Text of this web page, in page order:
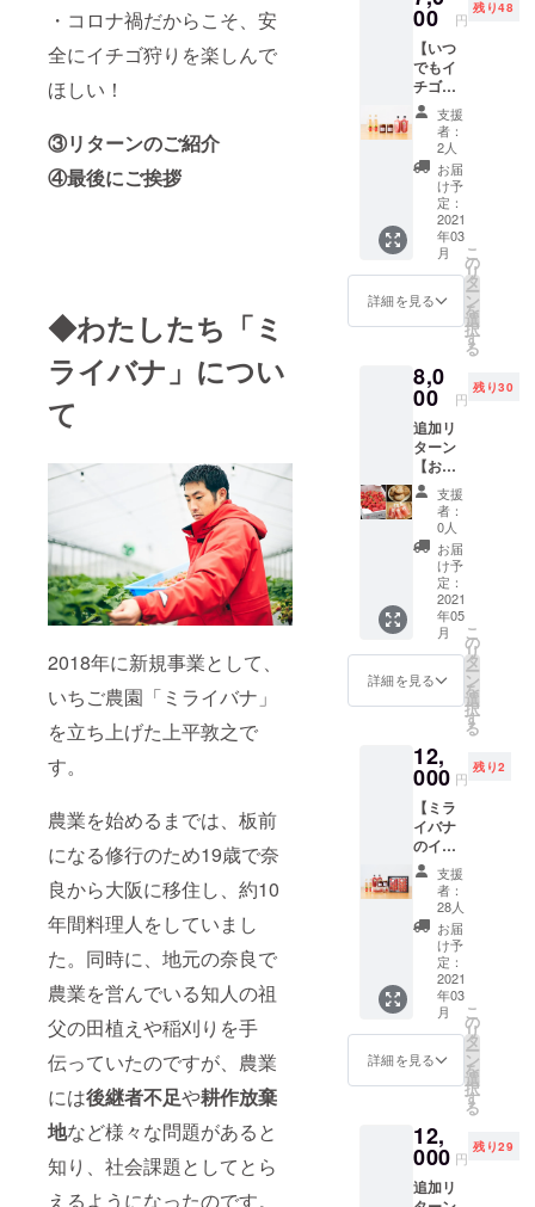
・コロナ禍だからこそ、安
全にイチゴ狩りを楽しんで
ほしい！
③リターンのご紹介
④最後にご挨拶
◆わたしたち「ミ
ライバナ」につい
て
2018年に新規事業として、
いちご農園「ミライバナ」
を立ち上げた上平敦之で
す。
農業を始めるまでは、板前
になる修行のため19歳で奈
良から大阪に移住し、約10
年間料理人をしていまし
た。同時に、地元の奈良で
農業を営んでいる知人の祖
父の田植えや稲刈りを手
伝っていたのですが、農業
には後継者不足や耕作放棄
地など様々な問題があると
知り、社会課題としてとら
えるようになったのです。
アレン
ピ」も
同封さ
せてい
ただき
ます。
※送料・
消費税
込みの
価格と
なりま
※「お礼
ル」も
お送り
きます
す。老
若男女､
障がい
者の方
など、
どなた
でもご
参加い
ただけ
る作業
となっ
ていま
す。お
土産と
して、
イチゴ1
いただ
きま
※「お礼
メー
ル」も
お送り
させて
いただ
きます
※日時は
メール
にてご
相談さ
せてい
ます ※
場所は
イバ
ナ」で
実施と
なりま
す
や、新規就農者
料としてご活用
いただけたら幸
いです。一緒に
農業を盛り上げ
ましょう！
※「お礼メール」
もお送りさせて
いただきます
※2020年1月〜5
月のレポートと
なります。お送
りは5月を予定し
レポートはいち
ごに興味のある
組みの参考にし
て頂く為に作成
しているもので
す。著作権者の
許可なく、この
レポートの全部
又は一部を複
製、転載、流
用、転売等する
といった悪用は
お控えください
00 円
残り48
【いつ
でもイ
チゴを
満喫
セット
（ジャ
ム、サ
ダー、
スムー
ジー
各２個
ず
つ）】
「ミラ
イバ
イチゴ
をつ
かっ
た、サ
イ
ダー、
ジャ
ム、ス
ムー
ジーを
それぞ
れ2つず
つお届
け。生
のイチ
ゴに比
べて日
つでも
好きな
タイミ
ングで
お楽し
みいた
だける
お得な
セット
です。
おひと
りで
たっぷ
りお楽
しみい
ただけ
るのは
ご友人
とシェ
り、ギ
支援
者：
2人
お届
け予
定：
2021
年03
月
詳細を見る
こ
の
リ
タ
ー
ン
を
選
択
す
る
8,0
00 円
残り30
追加リ
ターン
【おう
ちで手
作り
ジャム
セット
（クッ
キー、
いちご
ジュレ
付） イ
チゴ1.2
㎏、い
ちご
ジュレ
個、い
ちご
クッ
キー 8
枚入
り）】
ご自宅
で手作
りジャ
ムをつ
くって
いただ
けるよ
う、そ
のまま
でもお
いしい
て、特
製ジャ
ムレシ
ピ付き
支援
者：
0人
お届
け予
定：
2021
年05
月
詳細を見る
こ
の
リ
タ
ー
ン
を
選
択
す
る
12,
000 円
残り2
【ミラ
イバナ
のイチ
ゴ食べ
尽くし
セット
（贈答
イチゴ
食べ比
べ、3種
食べ比
べ、大
玉イチ
ゴ、
ジャ
ム、サ
ダー、
スムー
ジー）
】 贈答
支援
者：
28人
お届
け予
定：
2021
年03
月
詳細を見る
こ
の
リ
タ
ー
ン
を
選
択
す
る
12,
000 円
残り29
追加リ